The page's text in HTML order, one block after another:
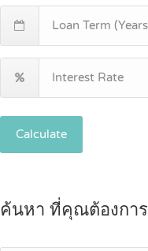
Calculate
ค้นหา ที่คุณต้องการ